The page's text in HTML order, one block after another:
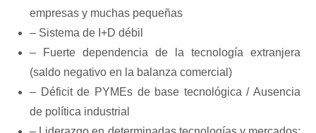
empresas y muchas pequeñas
– Sistema de I+D débil
– Fuerte dependencia de la tecnología extranjera
(saldo negativo en la balanza comercial)
– Déficit de PYMEs de base tecnológica / Ausencia
de política industrial